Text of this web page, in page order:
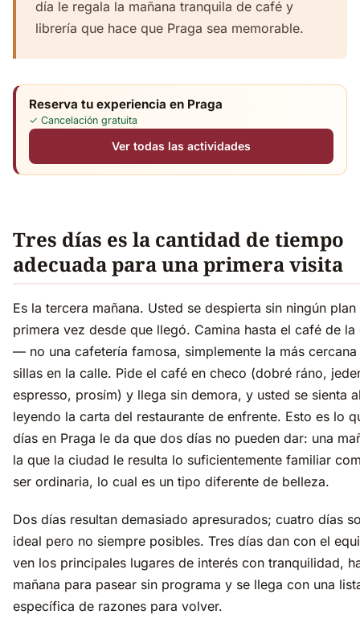
día le regala la mañana tranquila de café y
librería que hace que Praga sea memorable.
Reserva tu experiencia en Praga
✓ Cancelación gratuita
Ver todas las actividades
Tres días es la cantidad de tiempo
adecuada para una primera visita
Es la tercera mañana. Usted se despierta sin ningún
primera vez desde que llegó. Camina hasta el café de la
— no una cafetería famosa, simplemente la más
sillas en la calle. Pide el café en checo (dobré ráno,
espresso, prosím) y llega sin demora, y usted se sienta
leyendo la carta del restaurante de enfrente. Esto es lo
días en Praga le da que dos días no pueden dar: una
la que la ciudad le resulta lo suficientemente familiar
ser ordinaria, lo cual es un tipo diferente de belleza.
Dos días resultan demasiado apresurados; cuatro días
ideal pero no siempre posibles. Tres días dan con el
ven los principales lugares de interés con tranquilidad,
mañana para pasear sin programa y se llega con una
específica de razones para volver.